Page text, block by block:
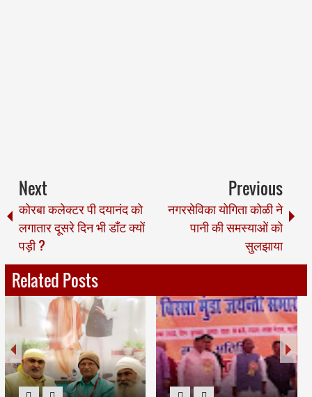
Next
कोरबा कलेक्टर पी दयानंद को
लगातार दूसरे दिन भी डाँट क्यों
पड़ी ?
Previous
नगरसेविका योगिता कोळी ने
पानी की समस्याओं को
सुलझाया
Related Posts